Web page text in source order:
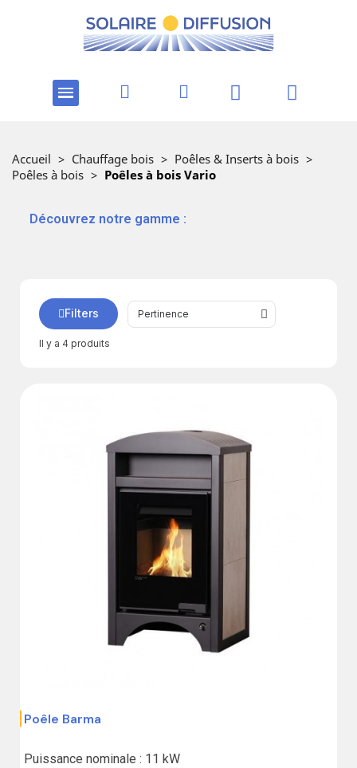
Accueil > Chauffage bois > Poêles & Inserts à bois >
Poêles à bois > Poêles à bois Vario
‎ ‎ ‎‎ ‎Découvrez notre gamme :
Il y a 4 produits
Filters
€ Poêle Barma
Puissance nominale : 11 kW